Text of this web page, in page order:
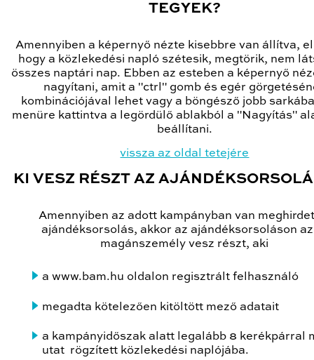
TEGYEK?
Amennyiben a képernyő nézte kisebbre van állítva,
hogy a közlekedési napló szétesik, megtörik, nem
összes naptári nap. Ebben az esteben a képernyő
nagyítani, amit a "ctrl" gomb és egér
kombinációjával lehet vagy a böngésző jobb
menüre kattintva a legördülő ablakból a "Nagyítás"
beállítani.
vissza az oldal tetejére
KI VESZ RÉSZT AZ
Amennyiben az adott kampányban van
ajándéksorsolás, akkor az ajándéksorsoláson
magánszemély vesz részt, aki
a www.bam.hu oldalon regisztrált felhasználó
megadta kötelezően kitöltött mező adatait
a kampányidőszak alatt legalább 8 kerékpárral
utat rögzített közlekedési naplójába.